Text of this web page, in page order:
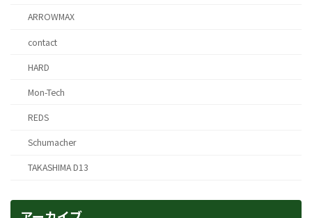
ARROWMAX
contact
HARD
Mon-Tech
REDS
Schumacher
TAKASHIMA D13